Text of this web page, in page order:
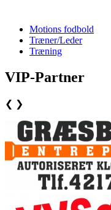
Motions fodbold
Træner/Leder
Træning
VIP-Partner
❮ ❯